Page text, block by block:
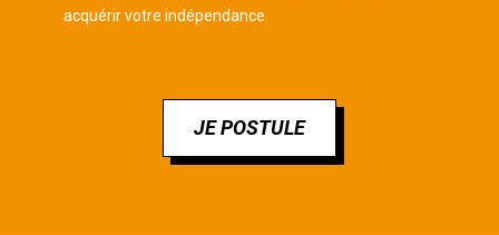
acquérir votre indépendance.
JE POSTULE